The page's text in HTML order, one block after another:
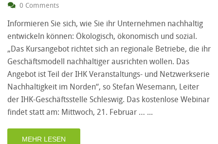
0 Comments
Informieren Sie sich, wie Sie ihr Unternehmen nachhaltig
entwickeln können: Ökologisch, ökonomisch und sozial.
„Das Kursangebot richtet sich an regionale Betriebe, die ihr
Geschäftsmodell nachhaltiger ausrichten wollen. Das
Angebot ist Teil der IHK Veranstaltungs- und Netzwerkserie
Nachhaltigkeit im Norden“, so Stefan Wesemann, Leiter
der IHK-Geschäftsstelle Schleswig. Das kostenlose Webinar
findet statt am: Mittwoch, 21. Februar …
MEHR LESEN